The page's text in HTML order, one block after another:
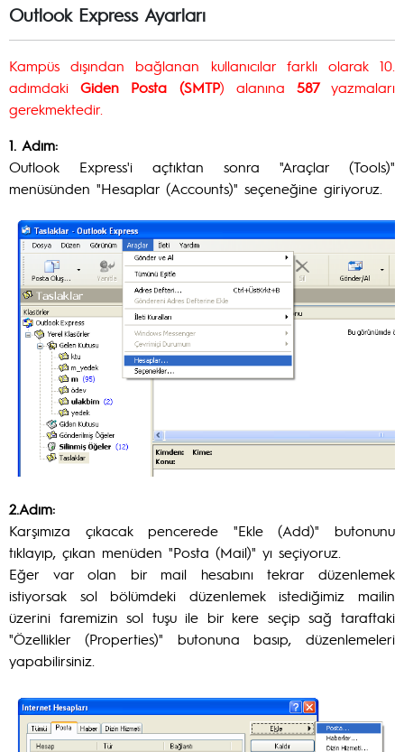
Outlook Express Ayarları
Kampüs dışından bağlanan kullanıcılar farklı olarak 10.
adımdakiGiden Posta (SMTP) alanına 587yazmaları
gerekmektedir.
1. Adım:
Outlook Express'i açtıktan sonra "Araçlar (Tools)"
menüsünden "Hesaplar (Accounts)" seçeneğine giriyoruz.
2.Adım:
Karşımıza çıkacak pencerede "Ekle (Add)" butonunu
tıklayıp, çıkan menüden "Posta (Mail)" yı seçiyoruz.
Eğer var olan bir mail hesabını tekrar düzenlemek
istiyorsak sol bölümdeki düzenlemek istediğimiz mailin
üzerini faremizin sol tuşu ile bir kere seçip sağ taraftaki
"Özellikler (Properties)" butonuna basıp, düzenlemeleri
yapabilirsiniz.